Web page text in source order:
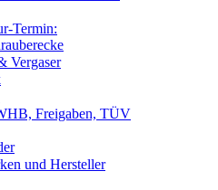
Termin:
Vergaser
Freigaben, TÜV
und Hersteller